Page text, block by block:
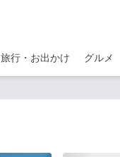
旅行・お出かけ グルメ